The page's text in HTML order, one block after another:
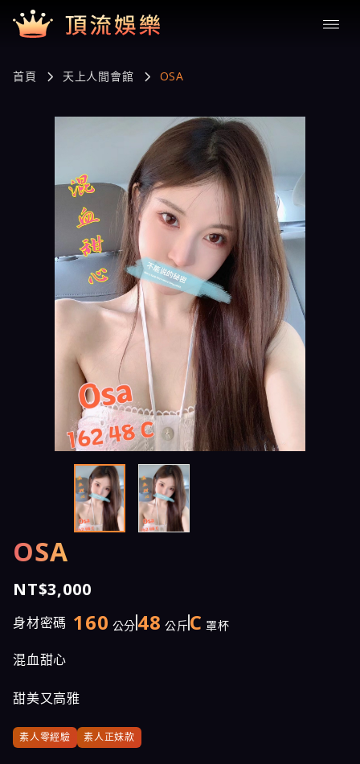
首頁 天上人間會館 OSA
OSA
NT$3,000
身材密碼 160 公分 48 公斤 C 罩杯
混血甜心
甜美又高雅
素人零經驗 素人正妹款